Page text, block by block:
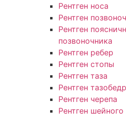
Рентген носа
Рентген
Рентген
позвоночника
Рентген ребер
Рентген стопы
Рентген таза
Рентген
Рентген черепа
Рентген